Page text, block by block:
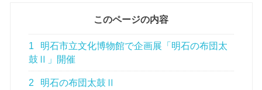
このページの内容
1
明石市立文化博物館で企画展「明石の布団太
鼓Ⅱ」開催
2 明石の布団太鼓Ⅱ